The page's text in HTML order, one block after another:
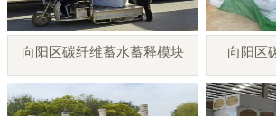
向阳区碳纤维蓄水蓄释模块 向阳区